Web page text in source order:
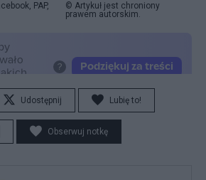
PAP,
© Artykuł jest chroniony
prawem autorskim.
Udostępnij Lubię to!
Obserwuj notkę